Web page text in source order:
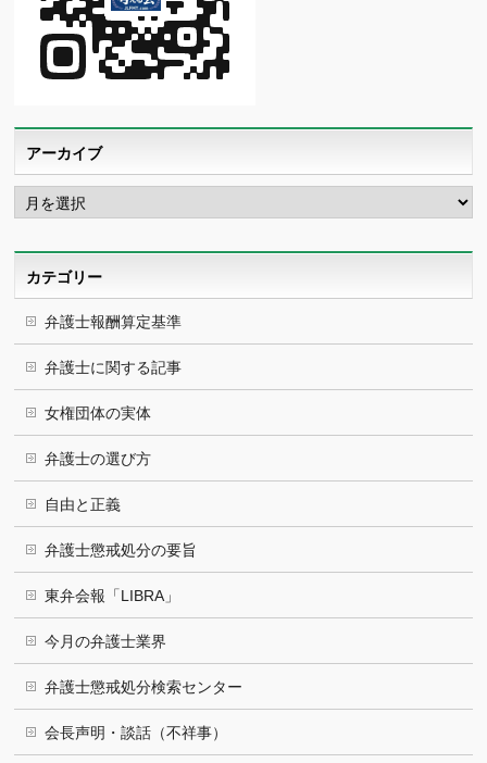
アーカイブ
ア
ー
カ
カテゴリー
弁護士報酬算定基準
弁護士に関する記事
女権団体の実体
弁護士の選び方
自由と正義
弁護士懲戒処分の要旨
東弁会報「LIBRA」
今月の弁護士業界
弁護士懲戒処分検索センター
会長声明・談話（不祥事）